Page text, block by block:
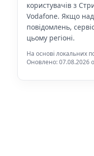
користувачів з
Vodafone. Якщо
повідомлень,
цьому регіоні.
На основі локальних
Оновлено: 07.08.2026